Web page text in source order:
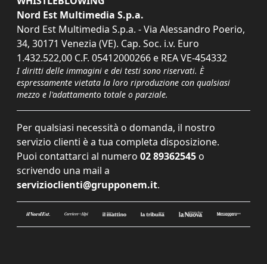
Nord Est Multimedia S.p.a.
Nord Est Multimedia S.p.a. - Via Alessandro Poerio,
34, 30171 Venezia (VE). Cap. Soc. i.v. Euro
1.432.522,00 C.F. 05412000266 e REA VE-454332
I diritti delle immagini e dei testi sono riservati. È
espressamente vietata la loro riproduzione con qualsiasi
mezzo e l'adattamento totale o parziale.
Per qualsiasi necessità o domanda, il nostro
servizio clienti è a tua completa disposizione.
Puoi contattarci al numero 02 89362545 o
scrivendo una mail a
servizioclienti@grupponem.it.